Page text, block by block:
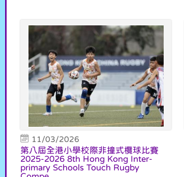
11/03/2026
第八屆全港小學校際非撞式欖球比賽
2025-2026 8th Hong Kong Inter-
primary Schools Touch Rugby